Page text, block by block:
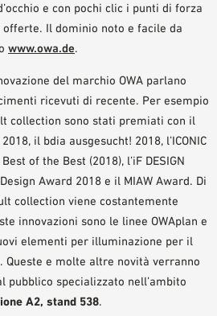
e con pochi clic i punti di forza
Il dominio noto e facile da
www.owa.de.
del marchio OWA parlano
ricevuti di recente. Per esempio
collection sono stati premiati con il
il bdia ausgesucht! 2018, l’ICONIC
of the Best (2018), l’iF DESIGN
Award 2018 e il MIAW Award. Di
collection viene costantemente
innovazioni sono le linee OWAplan e
elementi per illuminazione per il
Queste e molte altre novità verranno
pubblico specializzato nell’ambito
A2, stand 538.